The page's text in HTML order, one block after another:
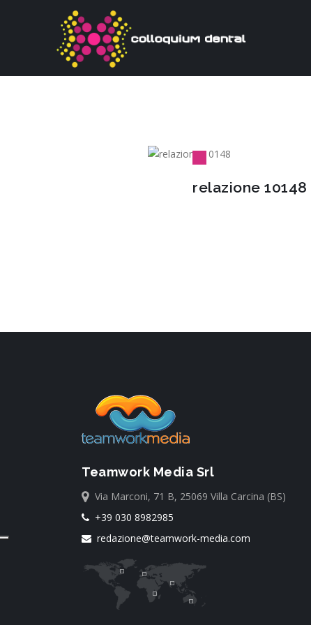
relazione 10148
Teamwork Media Srl
Via Marconi, 71 B, 25069 Villa Carcina (BS)
+39 030 8982985
redazione@teamwork-media.com